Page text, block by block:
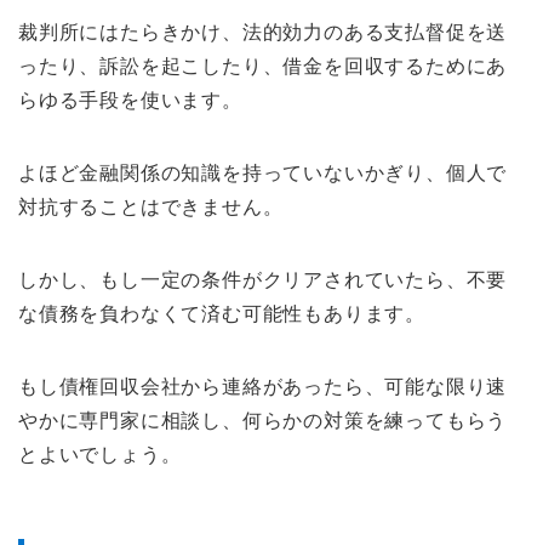
裁判所にはたらきかけ、法的効力のある支払督促を送
ったり、訴訟を起こしたり、借金を回収するためにあ
らゆる手段を使います。
よほど金融関係の知識を持っていないかぎり、個人で
対抗することはできません。
しかし、もし一定の条件がクリアされていたら、不要
な債務を負わなくて済む可能性もあります。
もし債権回収会社から連絡があったら、可能な限り速
やかに専門家に相談し、何らかの対策を練ってもらう
とよいでしょう。